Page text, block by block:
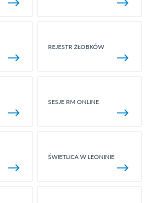
REJESTR ŻŁOBKÓW
SESJE RM ONLINE
ŚWIETLICA W LEONINIE